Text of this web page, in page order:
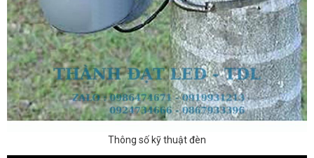
Thông số kỹ thuật đèn